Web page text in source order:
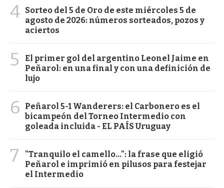
4 Sorteo del 5 de Oro de este miércoles 5 de
agosto de 2026: números sorteados, pozos y
aciertos
5
El primer gol del argentino Leonel Jaime en
Peñarol: en una final y con una definición de
lujo
6
Peñarol 5-1 Wanderers: el Carbonero es el
bicampeón del Torneo Intermedio con
goleada incluida - EL PAÍS Uruguay
7
"Tranquilo el camello...": la frase que eligió
Peñarol e imprimió en pilusos para festejar
el Intermedio